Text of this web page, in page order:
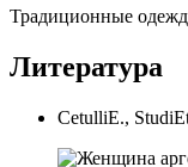
Традиционные
Литература
CetulliE.,